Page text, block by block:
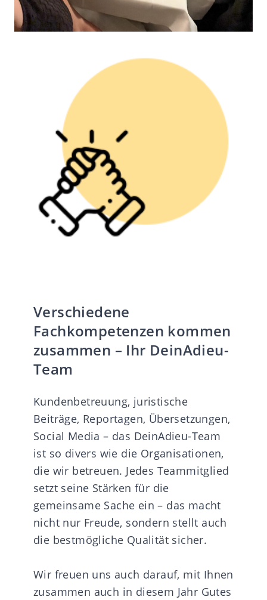
Verschiedene
Fachkompetenzen kommen
zusammen – Ihr DeinAdieu-
Team
Kundenbetreuung, juristische
Beiträge, Reportagen, Übersetzungen,
Social Media – das DeinAdieu-Team
ist so divers wie die Organisationen,
die wir betreuen. Jedes Teammitglied
setzt seine Stärken für die
gemeinsame Sache ein – das macht
nicht nur Freude, sondern stellt auch
die bestmögliche Qualität sicher.
Wir freuen uns auch darauf, mit Ihnen
zusammen auch in diesem Jahr Gutes